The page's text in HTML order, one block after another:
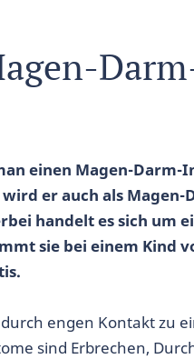
einen Magen-Darm-
er auch als Magen-
handelt es sich um
sie bei einem Kind
engen Kontakt zu
sind Erbrechen,